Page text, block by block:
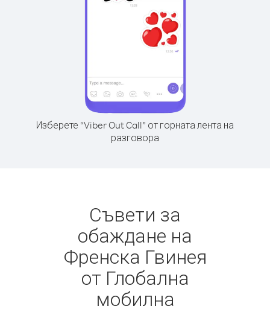
Изберете “Viber Out Call” от горната лента на
разговора
Съвети за
обаждане на
Френска Гвинея
от Глобална
мобилна